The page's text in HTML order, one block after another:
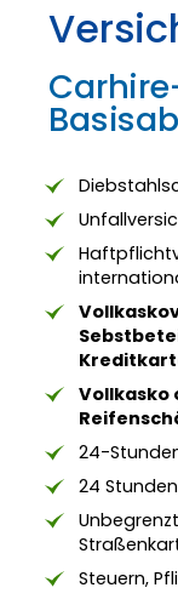
Vollkasko
24-
24
Steuern,